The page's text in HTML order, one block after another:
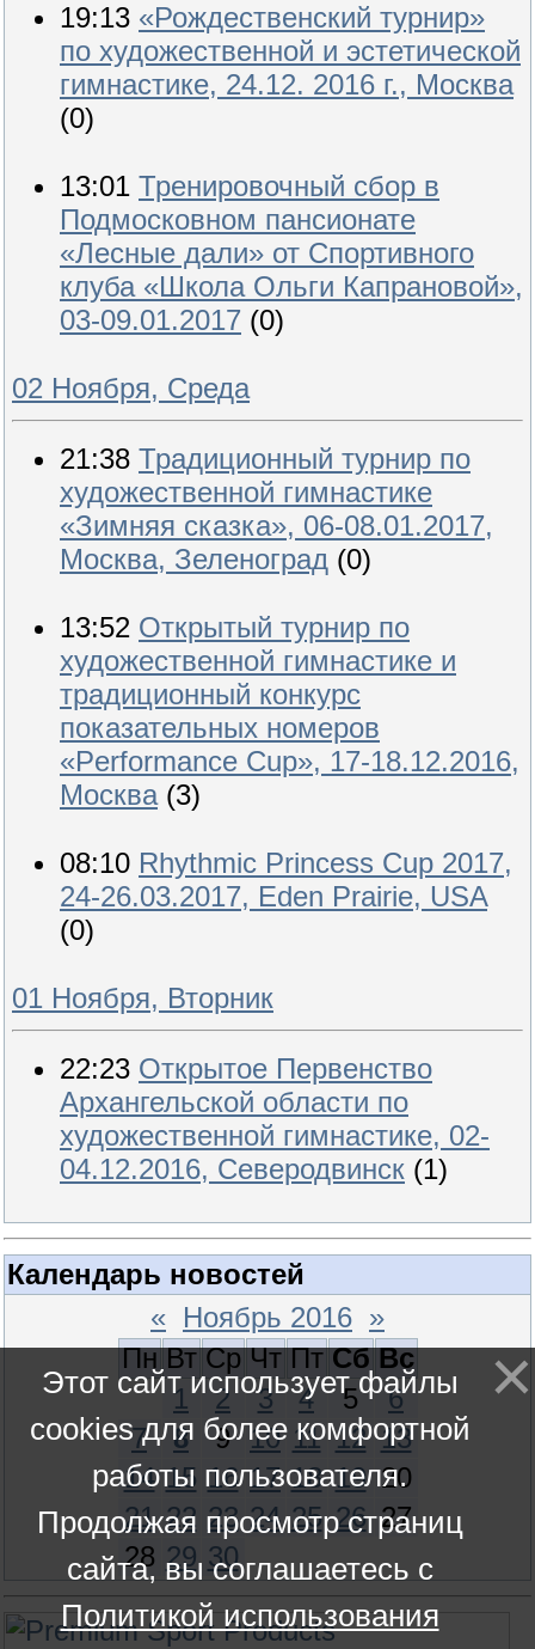
19:13 «Рождественский турнир»
по художественной и эстетической
гимнастике, 24.12. 2016 г., Москва
(0)
13:01 Тренировочный сбор в
Подмосковном пансионате
«Лесные дали» от Спортивного
клуба «Школа Ольги Капрановой»,
03-09.01.2017 (0)
02 Ноября, Среда
21:38 Традиционный турнир по
художественной гимнастике
«Зимняя сказка», 06-08.01.2017,
Москва, Зеленоград (0)
13:52 Открытый турнир по
художественной гимнастике и
традиционный конкурс
показательных номеров
«Performance Cup», 17-18.12.2016,
Москва (3)
08:10 Rhythmic Princess Cup 2017,
24-26.03.2017, Eden Prairie, USA
(0)
01 Ноября, Вторник
22:23 Открытое Первенство
Архангельской области по
художественной гимнастике, 02-
04.12.2016, Северодвинск (1)
Календарь новостей
« Ноябрь 2016 »
Пн Вт Ср Чт Пт Сб Вс
1
2 3 4 5
6
7
8 9 10 11 12 13
14 15 16 17 18 19 20
21 22 23 24 25 26 27
28 29 30
Этот сайт использует файлы
cookies для более комфортной
работы пользователя.
Продолжая просмотр страниц
сайта, вы соглашаетесь с
Политикой использования